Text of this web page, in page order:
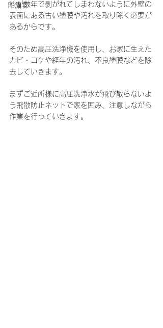
印旛郡
料が数年で剥がれてしまわないように外壁の
表面にある古い塗膜や汚れを取り除く必要が
あるからです。
そのため高圧洗浄機を使用し、お家に生えた
カビ・コケや経年の汚れ、不良塗膜などを除
去していきます。
まずご近所様に高圧洗浄水が飛び散らないよ
う飛散防止ネットで家を囲み、注意しながら
作業を行っていきます。